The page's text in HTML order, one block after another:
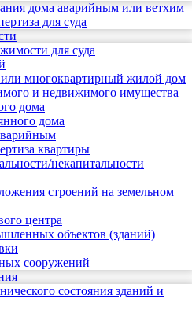
дома аварийным или ветхим
для суда
для суда
многоквартирный жилой дом
и недвижимого имущества
дома
дома
квартиры
некапитальности
строений на земельном
центра
объектов (зданий)
сооружений
состояния зданий и